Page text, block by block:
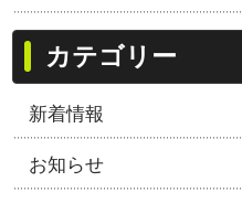
カテゴリー
新着情報
お知らせ